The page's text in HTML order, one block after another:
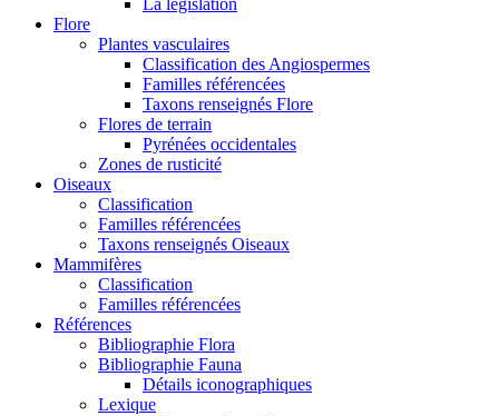
La législation
Flore
Plantes vasculaires
Classification des Angiospermes
Familles référencées
Taxons renseignés Flore
Flores de terrain
Pyrénées occidentales
Zones de rusticité
Oiseaux
Classification
Familles référencées
Taxons renseignés Oiseaux
Mammifères
Classification
Familles référencées
Références
Bibliographie Flora
Bibliographie Fauna
Détails iconographiques
Lexique